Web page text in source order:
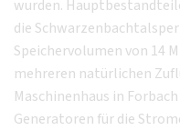
wurden.
die
Speichervolumen von 14
mehreren natürlichen
Maschinenhaus in
Generatoren für die